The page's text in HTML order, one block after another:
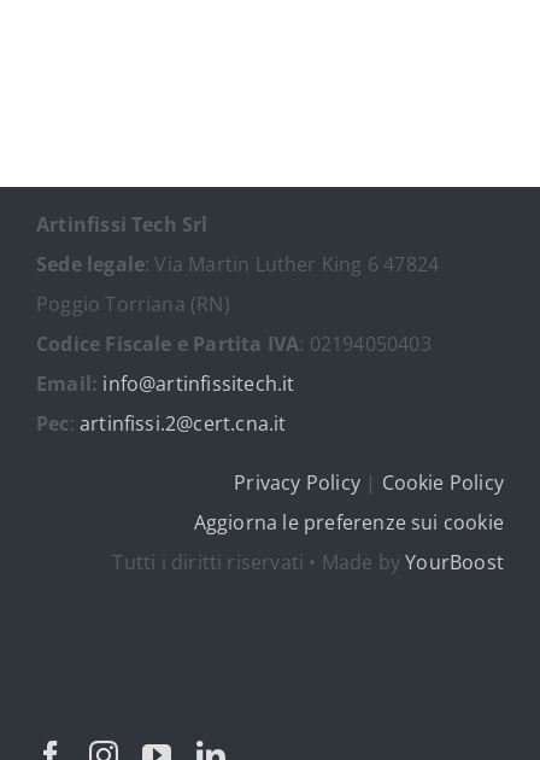
Artinfissi Tech Srl
Sede legale: Via Martin Luther King 6 47824
Poggio Torriana (RN)
Codice Fiscale e Partita IVA: 02194050403
Email: info@artinfissitech.it
Pec: artinfissi.2@cert.cna.it
Privacy Policy| Cookie Policy
Aggiorna le preferenze sui cookie
Tutti i diritti riservati • Made byYourBoost